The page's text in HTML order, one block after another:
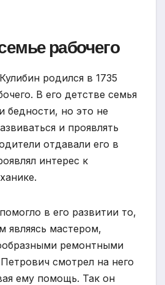
рабочего
родился в 1735
В его детстве семья
бедности, но это не
и проявлять
отдавали его в
интерес к
в его развитии то,
являясь мастером,
ремонтными
смотрел на него
ему помощь. Так он